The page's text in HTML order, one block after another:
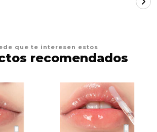
que te interesen estos
recomendados